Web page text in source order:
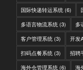
国际快递转运系统(6)
多语言物流系统(3) 多
客户管理系统(3) 开发
扫码点餐系统(3) 招聘
海外仓管理系统(6) 海